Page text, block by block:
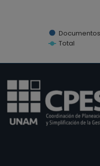
Total
End of